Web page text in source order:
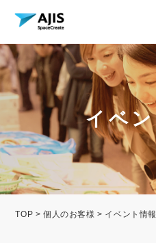
イベ
TOP >個人のお客様 > イベント情報